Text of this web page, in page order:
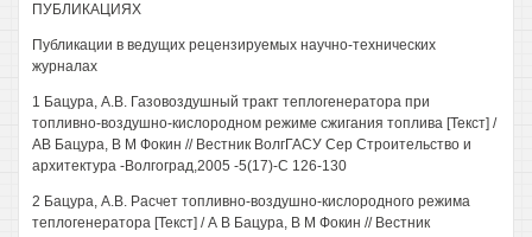
ПУБЛИКАЦИЯХ
Публикации в ведущих рецензируемых научно-технических
журналах
1 Бацура, A.B. Газовоздушный тракт теплогенератора при
топливно-воздушно-кислородном режиме сжигания топлива [Текст] /
AB Бацура, В M Фокин // Вестник ВолгГАСУ Сер Строительство и
архитектура -Волгоград,2005 -5(17)-С 126-130
2 Бацура, A.B. Расчет топливно-воздушно-кислородного режима
теплогенератора [Текст] / А В Бацура, В M Фокин // Вестник